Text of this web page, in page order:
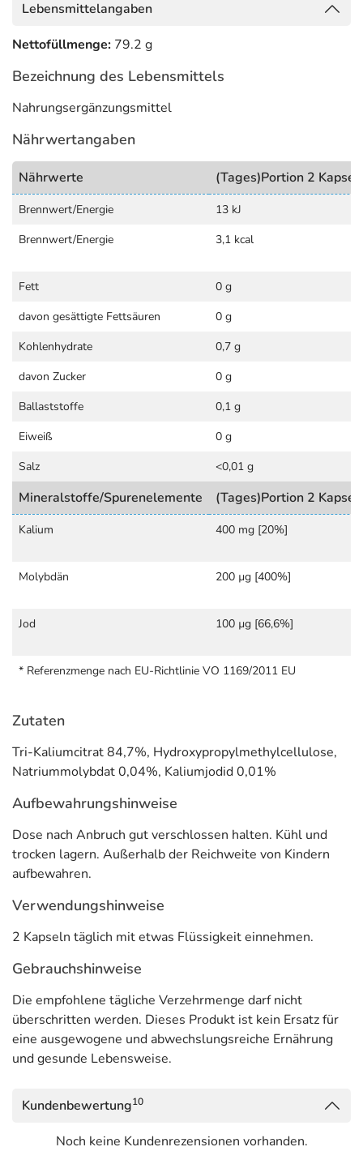
hinterlegt. (oben)
Lebensmittelangaben
Nettofüllmenge: 79.2 g
Bezeichnung des Lebensmittels
Nahrungsergänzungsmittel
Nährwertangaben
Nährwerte (Tages)Portion 2
Brennwert/Energie
13 kJ
Brennwert/Energie
3,1 kcal
Fett
0 g
davon gesättigte Fettsäuren
0 g
Kohlenhydrate
0,7 g
davon Zucker
0 g
Ballaststoffe
0,1 g
Eiweiß
0 g
Salz
<0,01 g
Mineralstoffe/Spurenelemente (Tages)Portion 2
Kalium 400 mg [20%]
Molybdän 200 µg [400%]
Jod 100 µg [66,6%]
* Referenzmenge nach EU-Richtlinie VO 1169/2011 EU
Zutaten
Tri-Kaliumcitrat 84,7%, Hydroxypropylmethylcellulose,
Natriummolybdat 0,04%, Kaliumjodid 0,01%
Aufbewahrungshinweise
Dose nach Anbruch gut verschlossen halten. Kühl und
trocken lagern. Außerhalb der Reichweite von Kindern
aufbewahren.
Verwendungshinweise
2 Kapseln täglich mit etwas Flüssigkeit einnehmen.
Gebrauchshinweise
Die empfohlene tägliche Verzehrmenge darf nicht
überschritten werden. Dieses Produkt ist kein Ersatz für
eine ausgewogene und abwechslungsreiche Ernährung
und gesunde Lebensweise.
Kundenbewertung10
Noch keine Kundenrezensionen vorhanden.